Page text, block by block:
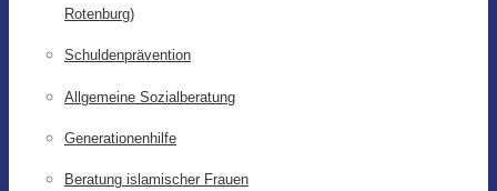
Rotenburg)
Schuldenprävention
Allgemeine Sozialberatung
Generationenhilfe
Beratung islamischer Frauen